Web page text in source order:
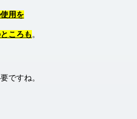
用を
ころも 。
ですね。